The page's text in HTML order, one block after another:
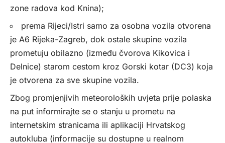
zone radova kod Knina);
prema Rijeci/Istri samo za osobna vozila otvorena
je A6 Rijeka-Zagreb, dok ostale skupine vozila
prometuju obilazno (između čvorova Kikovica i
Delnice) starom cestom kroz Gorski kotar (DC3) koja
je otvorena za sve skupine vozila.
Zbog promjenjivih meteoroloških uvjeta prije polaska
na put informirajte se o stanju u prometu na
internetskim stranicama ili aplikaciji Hrvatskog
autokluba (informacije su dostupne u realnom